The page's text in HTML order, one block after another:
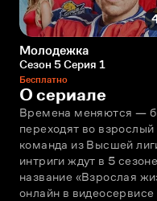
Молодежка
Сезон 5 Серия 1
Бесплатно
О сериале
Времена меняются —
переходят во
команда из Высшей
интриги ждут в 5
название «Взрослая
онлайн в